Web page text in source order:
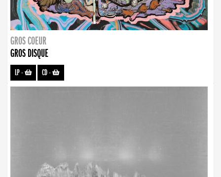
GROS COEUR
GROS DISQUE
LP- CD-